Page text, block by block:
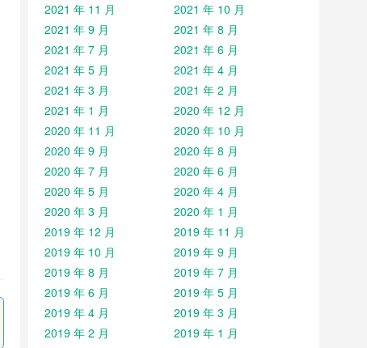
2021 年 11 月
2021 年 10 月
2021 年 9 月
2021 年 8 月
2021 年 7 月
2021 年 6 月
2021 年 5 月
2021 年 4 月
2021 年 3 月
2021 年 2 月
2021 年 1 月
2020 年 12 月
2020 年 11 月
2020 年 10 月
2020 年 9 月
2020 年 8 月
2020 年 7 月
2020 年 6 月
2020 年 5 月
2020 年 4 月
2020 年 3 月
2020 年 1 月
2019 年 12 月
2019 年 11 月
2019 年 10 月
2019 年 9 月
2019 年 8 月
2019 年 7 月
2019 年 6 月
2019 年 5 月
2019 年 4 月
2019 年 3 月
2019 年 2 月
2019 年 1 月